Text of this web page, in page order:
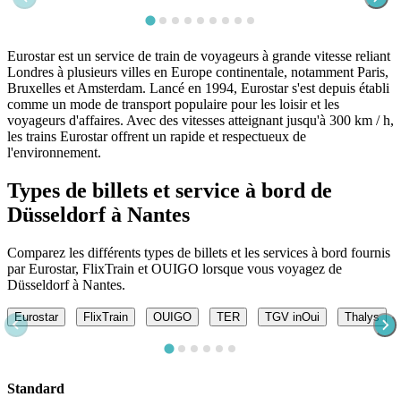
Eurostar est un service de train de voyageurs à grande vitesse reliant
Londres à plusieurs villes en Europe continentale, notamment Paris,
Bruxelles et Amsterdam. Lancé en 1994, Eurostar s'est depuis établi
comme un mode de transport populaire pour les loisir et les
voyageurs d'affaires. Avec des vitesses atteignant jusqu'à 300 km / h,
les trains Eurostar offrent un rapide et respectueux de
l'environnement.
Types de billets et service à bord de
Düsseldorf à Nantes
Comparez les différents types de billets et les services à bord fournis
par Eurostar, FlixTrain et OUIGO lorsque vous voyagez de
Düsseldorf à Nantes.
Eurostar FlixTrain OUIGO TER TGV inOui Thalys
Standard